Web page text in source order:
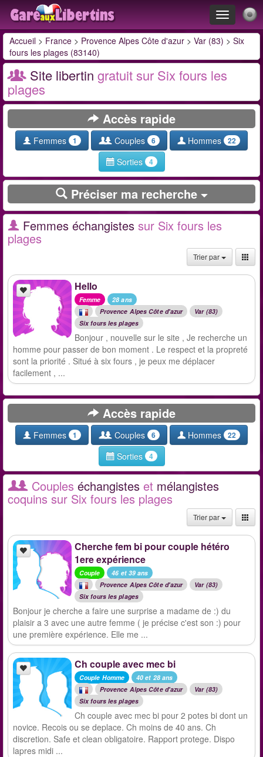
Toggle
navigation
Accueil > France > Provence Alpes Côte d'azur > Var (83) > Six
fours les plages (83140)
Site libertin gratuit sur Six fours les
plages
Accès rapide
Femmes 1 Couples 6 Hommes 22
Sorties 4
Préciser ma recherche
Femmes échangistes sur Six fours les
plages
Trier par
Hello
Femme
28 ans
Provence Alpes Côte d'azur
Var (83)
Six fours les plages
Bonjour , nouvelle sur le site , Je recherche un
homme pour passer de bon moment . Le respect et la propreté
sont la priorité . Situé à six fours , je peux me déplacer
facilement , ...
Accès rapide
Femmes 1 Couples 6 Hommes 22
Sorties 4
Couples échangistes et mélangistes
coquins sur Six fours les plages
Trier par
Cherche fem bi pour couple hétéro
1ere expérience
Couple
46 et 39 ans
Provence Alpes Côte d'azur
Var (83)
Six fours les plages
Bonjour je cherche a faire une surprise a madame de :) du
plaisir a 3 avec une autre femme ( je précise c'est son :) pour
une première expérience. Elle me ...
Ch couple avec mec bi
Couple Homme
40 et 28 ans
Provence Alpes Côte d'azur
Var (83)
Six fours les plages
Ch couple avec mec bi pour 2 potes bi dont un
novice. Recois ou se deplace. Ch moins de 40 ans. Ch
discretion. Safe et clean obligatoire. Rapport protege. Dispo
lapres midi ...